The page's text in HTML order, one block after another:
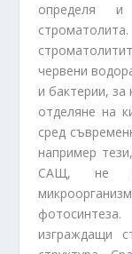
определя
червени
и бактерии,
отделяне на
сред
например
САЩ, не
изграждащи